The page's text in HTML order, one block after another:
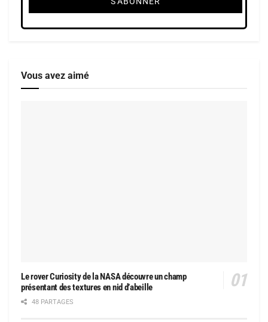
Vous avez aimé
Le rover Curiosity de la NASA découvre un champ
présentant des textures en nid d’abeille
48 PARTAGES